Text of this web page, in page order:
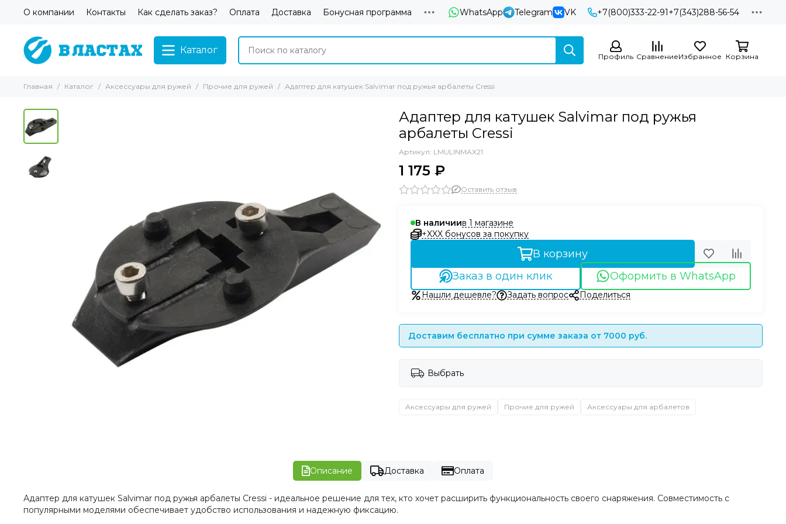
О компании Контакты Как сделать заказ? Оплата Доставка Бонусная программа WhatsApp Telegram VK +7(800)333-22-91+7(343)288-56-54
Каталог
Профиль СравнениеИзбранное Корзина
Главная Каталог Аксессуары для ружей Прочие для ружей Адаптер для катушек Salvimar под ружья арбалеты Cressi
Адаптер для катушек Salvimar под ружья
арбалеты Cressi
Артикул: LMULINMAX21
1 175 ₽
Оставить отзыв
В наличиив 1 магазине
+XXX бонусов за покупку
В корзину
Заказ в один клик
Оформить в WhatsApp
Нашли дешевле? Задать вопрос Поделиться
Доставим бесплатно при сумме заказа от 7000 руб.
Выбрать
Аксессуары для ружей Прочие для ружей Аксессуары для арбалетов
Описание Доставка Оплата
Адаптер для катушек Salvimar под ружья арбалеты Cressi - идеальное решение для тех, кто хочет расширить функциональность своего снаряжения. Совместимость с
популярными моделями обеспечивает удобство использования и надежную фиксацию.